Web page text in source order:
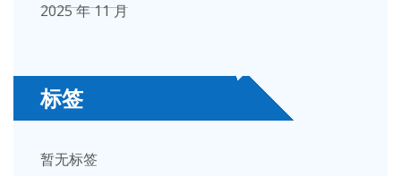
2025 年 11 月
标签
暂无标签